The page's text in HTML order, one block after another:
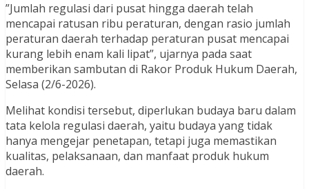
”Jumlah regulasi dari pusat hingga daerah telah
mencapai ratusan ribu peraturan, dengan rasio jumlah
peraturan daerah terhadap peraturan pusat mencapai
kurang lebih enam kali lipat”, ujarnya pada saat
memberikan sambutan di Rakor Produk Hukum Daerah,
Selasa (2/6-2026).
Melihat kondisi tersebut, diperlukan budaya baru dalam
tata kelola regulasi daerah, yaitu budaya yang tidak
hanya mengejar penetapan, tetapi juga memastikan
kualitas, pelaksanaan, dan manfaat produk hukum
daerah.